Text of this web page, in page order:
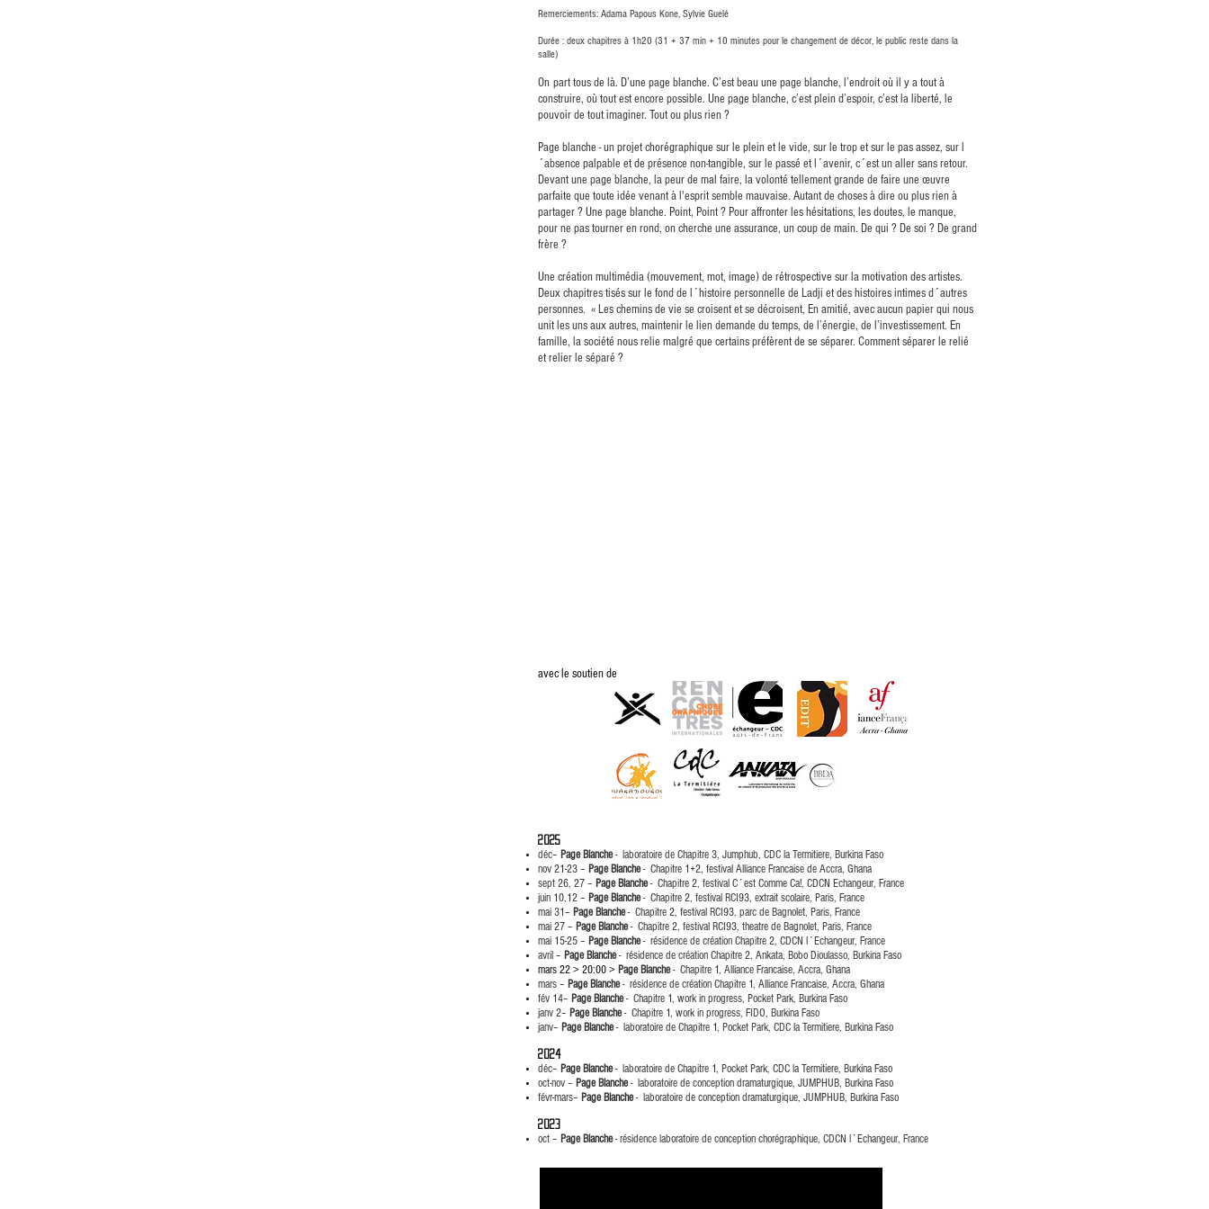
Remerciements: Adama Papous Kone, Sylvie Guelé
Durée : deux chapitres à 1h20 (31 + 37 min + 10 minutes pour le changement de décor, le public reste dans la
salle)
On part tous de là. D’une page blanche. C’est beau une page blanche, l’endroit où il y a tout à
construire, où tout est encore possible. Une page blanche, c’est plein d’espoir, c’est la liberté, le
pouvoir de tout imaginer. Tout ou plus rien ?
Page blanche - un projet chorégraphique sur le plein et le vide, sur le trop et sur le pas assez, sur l
´absence palpable et de présence non-tangible, sur le passé et l´avenir, c´est un aller sans retour.
Devant une page blanche, la peur de mal faire, la volonté tellement grande de faire une œuvre
parfaite que toute idée venant à l'esprit semble mauvaise. Autant de choses à dire ou plus rien à
partager ? Une page blanche. Point, Point ? Pour affronter les hésitations, les doutes, le manque,
pour ne pas tourner en rond, on cherche une assurance, un coup de main. De qui ? De soi ? De grand
frère ?
Une création multimédia (mouvement, mot, image) de rétrospective sur la motivation des artistes.
Deux chapitres tisés sur le fond de l´histoire personnelle de Ladji et des histoires intimes d´autres
personnes. « Les chemins de vie se croisent et se décroisent, En amitié, avec aucun papier qui nous
unit les uns aux autres, maintenir le lien demande du temps, de l’énergie, de l’investissement. En
famille, la société nous relie malgré que certains préfèrent de se séparer. Comment séparer le relié
et relier le séparé ?
avec le soutien de
2025
déc– Page Blanche- laboratoire de Chapitre 3, Jumphub, CDC la Termitiere, Burkina Faso
nov 21-23 – Page Blanche- Chapitre 1+2, festival Alliance Francaise de Accra, Ghana
sept 26, 27 – Page Blanche- Chapitre 2, festival C´est Comme Ca!, CDCN Echangeur, France
juin 10,12 – Page Blanche- Chapitre 2, festival RCI93, extrait scolaire, Paris, France
mai 31– Page Blanche- Chapitre 2, festival RCI93, parc de Bagnolet, Paris, France
mai 27 – Page Blanche- Chapitre 2, festival RCI93, theatre de Bagnolet, Paris, France
mai 15-25 – Page Blanche- résidence de création Chapitre 2, CDCN l´Echangeur, France
avril – Page Blanche- résidence de création Chapitre 2, Ankata, Bobo Dioulasso, Burkina Faso
mars 22 > 20:00 > Page Blanche- Chapitre 1, Alliance Francaise, Accra, Ghana
mars – Page Blanche- résidence de création Chapitre 1, Alliance Francaise, Accra, Ghana
fév 14– Page Blanche- Chapitre 1, work in progress, Pocket Park, Burkina Faso
janv 2– Page Blanche- Chapitre 1, work in progress, FIDO, Burkina Faso
janv– Page Blanche- laboratoire de Chapitre 1, Pocket Park, CDC la Termitiere, Burkina Faso
2024
déc– Page Blanche- laboratoire de Chapitre 1, Pocket Park, CDC la Termitiere, Burkina Faso
oct-nov – Page Blanche- laboratoire de conception dramaturgique, JUMPHUB, Burkina Faso
févr-mars– Page Blanche- laboratoire de conception dramaturgique, JUMPHUB, Burkina Faso
2023
oct – Page Blanche- résidence laboratoire de conception chorégraphique, CDCN l´Echangeur, France